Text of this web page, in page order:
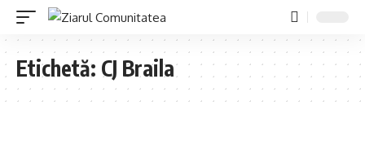
Etichetă: CJ Braila